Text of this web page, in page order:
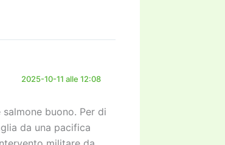
2025-10-11 alle 12:08
buono. Per di
da una pacifica